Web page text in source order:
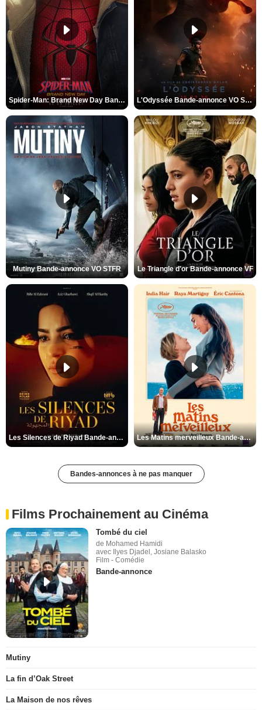
Spider-Man: Brand New Day Bande-annonce VO STFR L'Odyssée Bande-annonce VO STFR
Mutiny Bande-annonce VO STFR Le Triangle d'or Bande-annonce VF
Les Silences de Riyad Bande-annonce VO STFR Les Matins merveilleux Bande-annonce VF
Bandes-annonces à ne pas manquer
Films Prochainement au Cinéma
Tombé du ciel
de Mohamed Hamidi
avec Ilyes Djadel, Josiane Balasko
Film - Comédie
Bande-annonce
Mutiny
La fin d’Oak Street
La Maison de nos rêves